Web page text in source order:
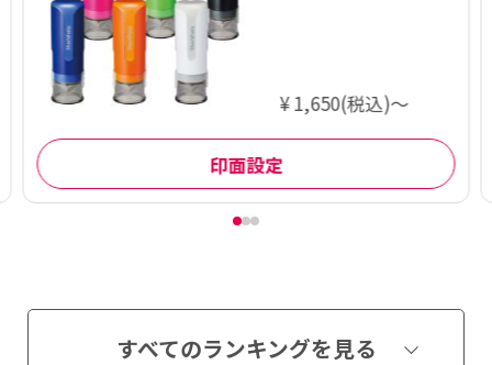
¥ 1,650(税込)～
印面設定
すべてのランキングを見る